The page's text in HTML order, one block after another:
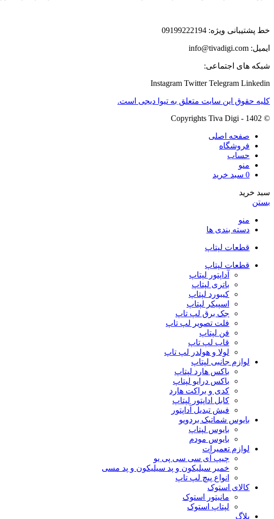
خط پشتیبانی ویژه: 09199222194
ایمیل: info@tivadigi.com
شبکه های اجتماعی:
Instagram Twitter Telegram Linkedin
کلیه حقوق این سایت متعلق به تیوا دیجی است.
© Copyrights Tiva Digi - 1402
صفحه اصلی
فروشگاه
حساب
منو
0 سبد خرید
سبد خرید
بستن
منو
دسته بندی ها
قطعات لپتاپ
قطعات لپتاپ
آداپتور لپتاپ
باتری لپتاپ
کیبورد لپتاپ
اسپیکر لپتاپ
جک برق لپ تاپ
فلت تصویر لپ تاپ
فن لپتاپ
قاب لپ تاپ
لولا و هولدر لپ تاپ
لوازم جانبی لپتاپ
باکس هارد لپتاپ
باکس درایو لپتاپ
کدی و براکت هارد
کابل اداپتور لپتاپ
فیش تبدیل آداپتور
بایوس شماتیک بردویو
بایوس لپتاپ
بایوس مودم
لوازم تعمیرات
چیپ آی سی سی پی یو
خمیر سیلیکون و پد سیلیکون و پد مسی
انواع پیچ لپ تاپ
کالای استوک
مانیتور استوک
لپتاپ استوک
بلاگ